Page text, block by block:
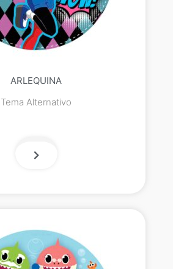
ARLEQUINA
Tema Alternativo